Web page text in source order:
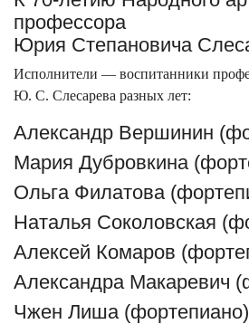
профессора
Юрия Степановича
Исполнители — воспитанники
Ю. С. Слесарева разных лет:
Александр Вершинин
Мария Дубровкина
Ольга Филатова
Наталья Соколовская
Алексей Комаров
Александра Макаревич
Чжен Лиша